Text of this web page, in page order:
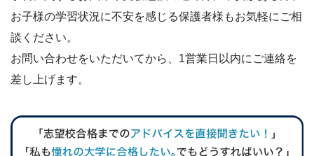
お子様の学習状況に不安を感じる保護者様もお気軽にご相
談ください。
お問い合わせをいただいてから、1営業日以内にご連絡を
差し上げます。